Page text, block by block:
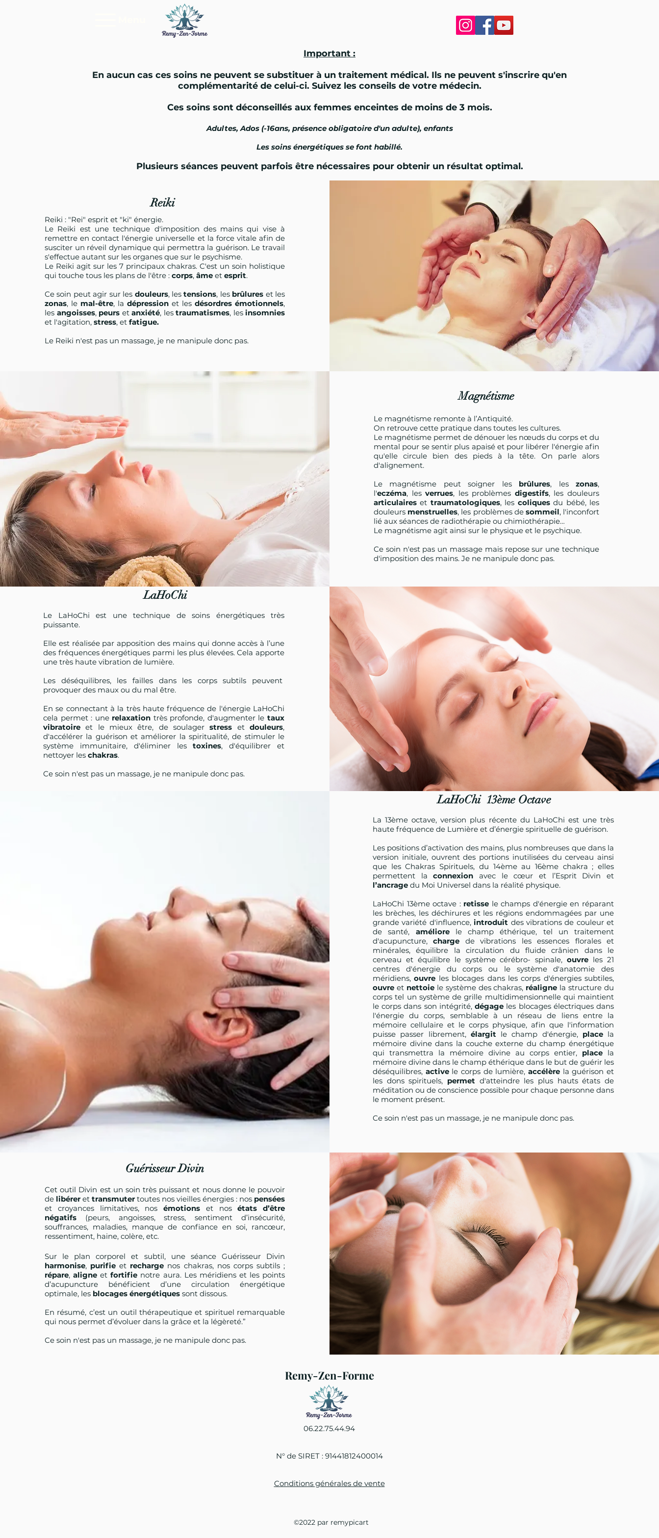
Important :
En aucun cas ces soins ne peuvent se substituer à un traitement médical. Ils ne peuvent s'inscrire qu'en
complémentarité de celui-ci. Suivez les conseils de votre médecin.
Ces soins sont déconseillés aux femmes enceintes de moins de 3 mois.
Adultes, Ados (-16ans, présence obligatoire d'un adulte), enfants
Les soins énergétiques se font habillé.
Plusieurs séances peuvent parfois être nécessaires pour obtenir un résultat optimal.
Reiki
Reiki : "Rei" esprit et "ki" énergie.
Le Reiki est une technique d'imposition des mains qui vise à
remettre en contact l'énergie universelle et la force vitale afin de
susciter un réveil dynamique qui permettra la guérison. Le travail
s'effectue autant sur les organes que sur le psychisme.
Le Reiki agit sur les 7 principaux chakras. C'est un soin holistique
qui touche tous les plans de l'être : corps, âme et esprit.
Ce soin peut agir sur les douleurs, lestensions, les brûlures et les
zonas, le mal-être, la dépression et les désordres émotionnels,
les angoisses, peurs et anxiété, les traumatismes, les insomnies
et l'agitation, stress, et fatigue.
Le Reiki n'est pas un massage, je ne manipule donc pas.
Magnétisme
Le magnétisme remonte à l’Antiquité.
On retrouve cette pratique dans toutes les cultures.
Le magnétisme permet de dénouer les nœuds du corps et du
mental pour se sentir plus apaisé et pour libérer l'énergie afin
qu'elle circule bien des pieds à la tête. On parle alors
d'alignement.
Le magnétisme peut soigner les brûlures, leszonas,
l'eczéma, lesverrues, les problèmes digestifs, les douleurs
articulaires et traumatologiques, les coliquesdu bébé, les
douleurs menstruelles, les problèmes de sommeil, l'inconfort
lié aux séances de radiothérapie ou chimiothérapie…
Le magnétisme agit ainsi sur le physique et le psychique.
Ce soin n'est pas un massage mais repose sur une technique
d'imposition des mains. Je ne manipule donc pas.
LaHoChi
Le LaHoChi est une technique de soins énergétiques très
puissante.
Elle est réalisée par apposition des mains qui donne accès à l’une
des fréquences énergétiques parmi les plus élevées. Cela apporte
une très haute vibration de lumière.
Les déséquilibres, les failles dans les corps subtils peuvent
provoquer des maux ou du mal être.
En se connectant à la très haute fréquence de l'énergie LaHoChi
cela permet : une relaxation très profonde, d'augmenter letaux
vibratoireet le mieux être, de soulagerstress etdouleurs,
d'accélérer la guérison et améliorer la spiritualité, de stimuler le
système immunitaire, d'éliminer lestoxines, d'équilibrer et
nettoyer les chakras.
Ce soin n'est pas un massage, je ne manipule donc pas.
LaHoChi 13ème Octave
La 13ème octave, version plus récente du LaHoChi est une très
haute fréquence de Lumière et d’énergie spirituelle de guérison.
Les positions d’activation des mains, plus nombreuses que dans la
version initiale, ouvrent des portions inutilisées du cerveau ainsi
que les Chakras Spirituels, du 14ème au 16ème chakra ; elles
permettent laconnexion avec le cœur et l’Esprit Divin et
l’ancrage du Moi Universel dans la réalité physique.
LaHoChi 13ème octave : retisse le champs d'énergie en réparant
les brèches, les déchirures et les régions endommagées par une
grande variété d'influence,introduit des vibrations de couleur et
de santé, améliore le champ éthérique, tel un traitement
d'acupuncture,charge de vibrations les essences florales et
minérales, équilibre la circulation du fluide crânien dans le
cerveau et équilibre le système cérébro- spinale,ouvre les 21
centres d'énergie du corps ou le système d'anatomie des
méridiens,ouvre les blocages dans les corps d'énergies subtiles,
ouvre et nettoie le système des chakras, réaligne la structure du
corps tel un système de grille multidimensionnelle qui maintient
le corps dans son intégrité,dégage les blocages électriques dans
l'énergie du corps, semblable à un réseau de liens entre la
mémoire cellulaire et le corps physique, afin que l'information
puisse passer librement, élargit le champ d'énergie, place la
mémoire divine dans la couche externe du champ énergétique
qui transmettra la mémoire divine au corps entier, place la
mémoire divine dans le champ éthérique dans le but de guérir les
déséquilibres, active le corps de lumière,accélère la guérison et
les dons spirituels, permet d'atteindre les plus hauts états de
méditation ou de conscience possible pour chaque personne dans
le moment présent.
Ce soin n'est pas un massage, je ne manipule donc pas.
GuérisseurDivin
Cet outil Divin est un soin très puissant et nous donne le pouvoir
de libérer et transmuter toutes nos vieilles énergies : nos pensées
et croyances limitatives, nos émotions et nosétats d’être
négatifs (peurs, angoisses, stress, sentiment d’insécurité,
souffrances, maladies, manque de confiance en soi, rancœur,
ressentiment, haine, colère, etc.
Sur le plan corporel et subtil, une séance Guérisseur Divin
harmonise, purifieet recharge nos chakras, nos corps subtils ;
répare,aligneetfortifie notre aura. Les méridiens et les points
d’acupuncture bénéficient d’une circulation énergétique
optimale, les blocages énergétiques sont dissous.
En résumé, c’est un outil thérapeutique et spirituel remarquable
qui nous permet d’évoluer dans la grâce et la légèreté.”
Ce soin n'est pas un massage, je ne manipule donc pas.
Remy-Zen-Forme
06.22.75.44.94
N° de SIRET : 91441812400014
Conditions générales de vente
©2022 par remypicart